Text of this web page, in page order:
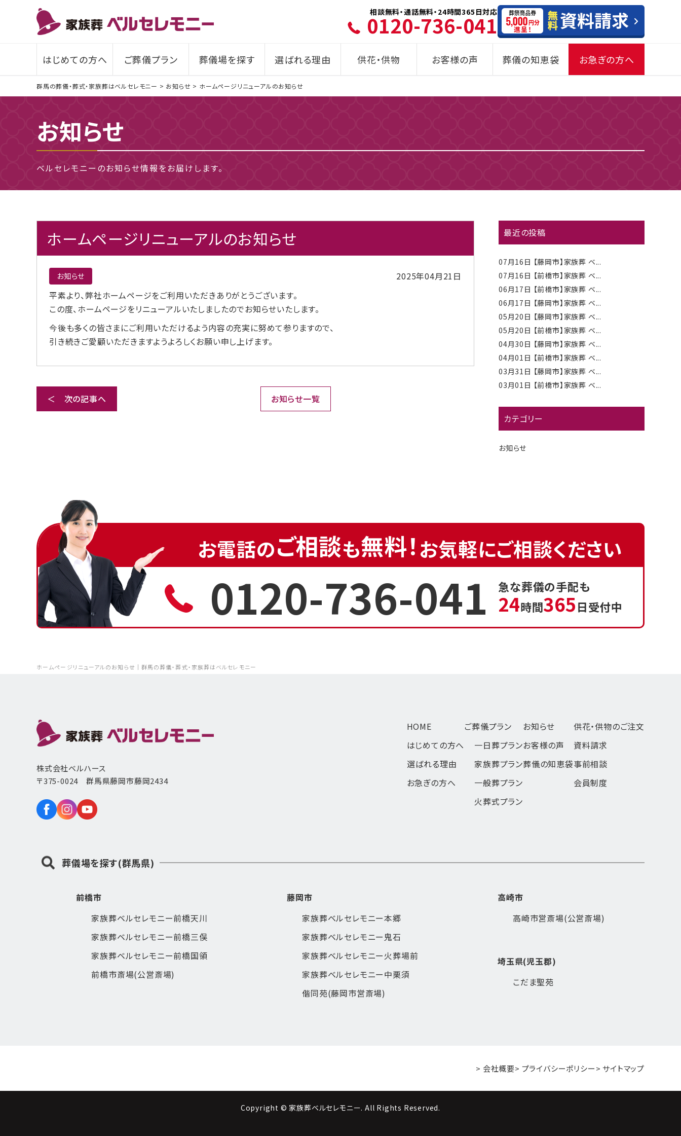
相談無料・通話無料・24時間365日対応
0120-736-041
はじめての方へ ご葬儀プラン 葬儀場を探す 選ばれる理由 供花・供物 お客様の声 葬儀の知恵袋 お急ぎの方へ
群馬の葬儀・葬式・家族葬はベルセレモニー > お知らせ > ホームページリニューアルのお知らせ
ホームページリニューアルのお知らせ｜群馬の葬儀・葬式・家族葬はベルセレモニー
お知らせ
ベルセレモニーのお知らせ情報をお届けします。
ホームページリニューアルのお知らせ
お知らせ
2025年04月21日
平素より、弊社ホームページをご利用いただきありがとうございます。
この度、ホームページをリニューアルいたしましたのでお知らせいたします。
今後も多くの皆さまにご利用いただけるよう内容の充実に努めて参りますので、
引き続きご愛顧いただきますようよろしくお願い申し上げます。
＜ 次の記事へ お知らせ一覧
最近の投稿
07月16日 【藤岡市】家族葬 ベ...
07月16日 【前橋市】家族葬 ベ...
06月17日 【前橋市】家族葬 ベ...
06月17日 【藤岡市】家族葬 ベ...
05月20日 【藤岡市】家族葬 ベ...
05月20日 【前橋市】家族葬 ベ...
04月30日 【藤岡市】家族葬 ベ...
04月01日 【前橋市】家族葬 ベ...
03月31日 【藤岡市】家族葬 ベ...
03月01日 【前橋市】家族葬 ベ...
カテゴリー
お知らせ
お電話のご相談も無料！ お気軽にご相談ください
0120-736-041 急な葬儀の手配も
24時間365日受付中
株式会社ベルハース
〒375-0024 群馬県藤岡市藤岡2434
HOME
はじめての方へ
選ばれる理由
お急ぎの方へ
ご葬儀プラン
一日葬プラン
家族葬プラン
一般葬プラン
火葬式プラン
お知らせ
お客様の声
葬儀の知恵袋
供花・供物のご注文
資料請求
事前相談
会員制度
葬儀場を探す(群馬県)
前橋市
家族葬ベルセレモニー前橋天川
家族葬ベルセレモニー前橋三俣
家族葬ベルセレモニー前橋国領
前橋市斎場(公営斎場)
藤岡市
家族葬ベルセレモニー本郷
家族葬ベルセレモニー鬼石
家族葬ベルセレモニー火葬場前
家族葬ベルセレモニー中栗須
偕同苑(藤岡市営斎場)
高崎市
高崎市営斎場(公営斎場)
埼玉県(児玉郡)
こだま聖苑
> 会社概要> プライバシーポリシー> サイトマップ
Copyright © 家族葬ベルセレモニー. All Rights Reserved.